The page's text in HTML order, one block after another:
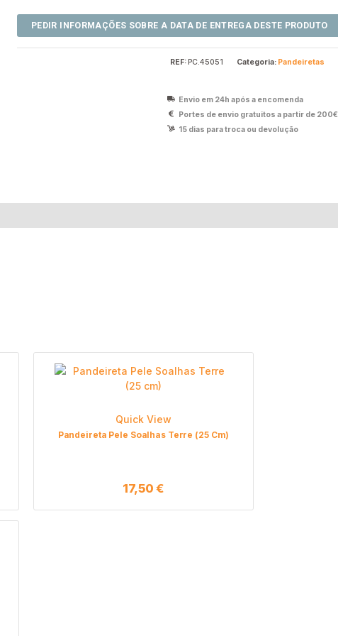
REF:PC.45051 Categoria: Pandeiretas
Envio em 24h após a encomenda
Portes de envio gratuitos a partir de 200€
15 dias para troca ou devolução
Quick View
Pandeireta Pele Soalhas Terre (25 Cm)
17,50€